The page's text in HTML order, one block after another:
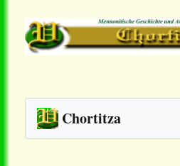
Chortitza